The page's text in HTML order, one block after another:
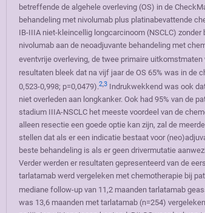
betreffende de algehele overleving (OS) in de
behandeling met nivolumab plus platinabevattende
IB-IIIA niet-kleincellig longcarcinoom (NSCLC) zonder
nivolumab aan de neoadjuvante behandeling met
eventvrije overleving, de twee primaire uitkomstmaten
resultaten bleek dat na vijf jaar de OS 65% was in de
0,523-0,998; p=0,0479).23 Indrukwekkend was ook
niet overleden aan longkanker. Ook had 95% van de
stadium IIIA-NSCLC het meeste voordeel van de
alleen resectie een goede optie kan zijn, zal de
stellen dat als er een indicatie bestaat voor
beste behandeling is als er geen drivermutatie
Verder werden er resultaten gepresenteerd van de
tarlatamab werd vergeleken met chemotherapie bij
mediane follow-up van 11,2 maanden tarlatamab
was 13,6 maanden met tarlatamab (n=254)